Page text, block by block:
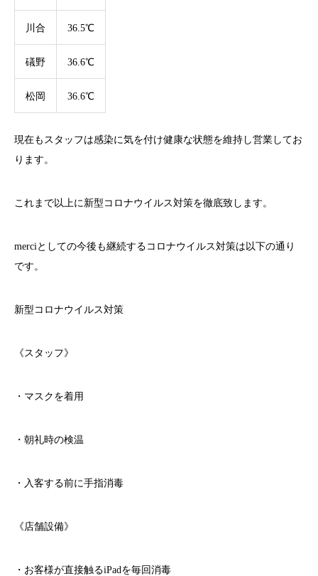
川合 36.5℃
礒野 36.6℃
松岡 36.6℃
現在もスタッフは感染に気を付け健康な状態を維持し営業してお
ります。
これまで以上に新型コロナウイルス対策を徹底致します。
merciとしての今後も継続するコロナウイルス対策は以下の通り
です。
新型コロナウイルス対策
《スタッフ》
・マスクを着用
・朝礼時の検温
・入客する前に手指消毒
《店舗設備》
・お客様が直接触るiPadを毎回消毒